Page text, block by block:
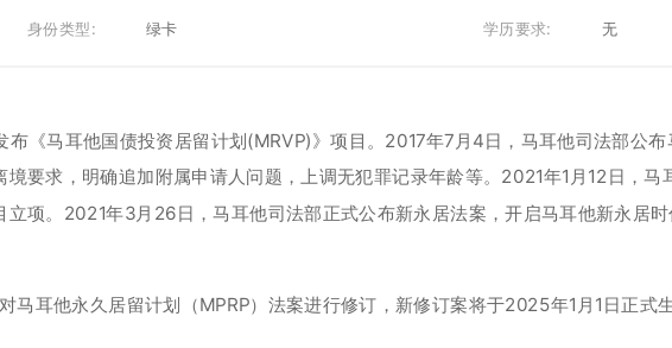
身份类型: 绿卡 学历要求: 无
《马耳他国债投资居留计划(MRVP)》项目。2017年7月4日，马耳他司法部公
要求，明确追加附属申请人问题，上调无犯罪记录年龄等。2021年1月12日，马
项。2021年3月26日，马耳他司法部正式公布新永居法案，开启马耳他新永居时
马耳他永久居留计划（MPRP）法案进行修订，新修订案将于2025年1月1日正式